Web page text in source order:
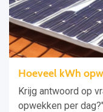
Hoeveel kWh
Krijg antwoord op
opwekken per dag?"